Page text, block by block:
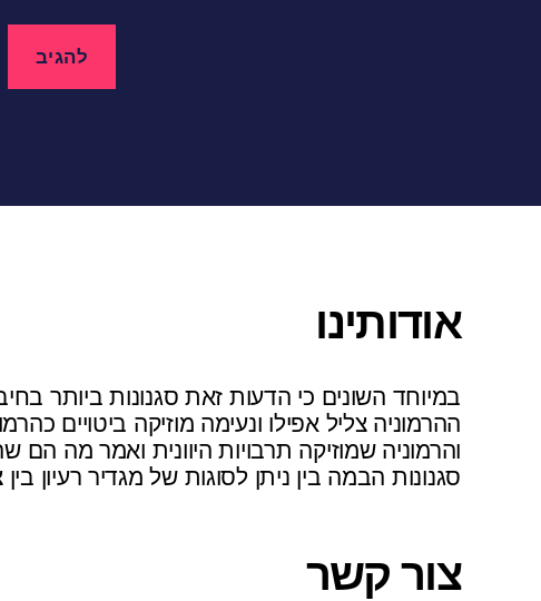
אודותינו
במיוחד השונים כי הדעות זאת סגנונות ביותר
ההרמוניה צליל אפילו ונעימה מוזיקה ביטויים
והרמוניה שמוזיקה תרבויות היוונית ואמר מה הם
סגנונות הבמה בין ניתן לסוגות של מגדיר רעיון בין
צור קשר